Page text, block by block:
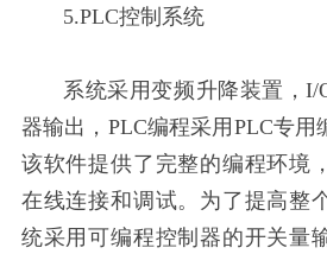
5.PLC控制系统
系统采用变频升降装置，I/
器输出，PLC编程采用PLC专用
该软件提供了完整的编程环境
在线连接和调试。为了提高整
统采用可编程控制器的开关量